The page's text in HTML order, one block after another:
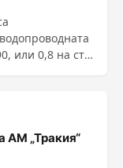
или 0,8 на сто
АМ „Тракия“